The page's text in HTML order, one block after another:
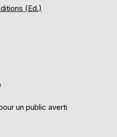
(Ed.)
un public averti